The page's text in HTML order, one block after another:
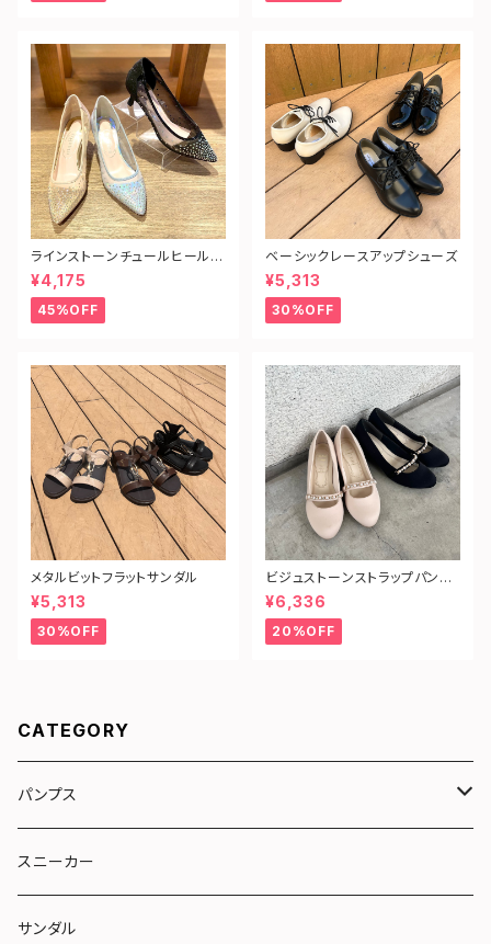
ラインストーンチュールヒールパ
ンプス
¥4,175
45%OFF
ベーシックレースアップシューズ
¥5,313
30%OFF
メタルビットフラットサンダル
¥5,313
30%OFF
ビジュストーンストラップパンプ
ス
¥6,336
20%OFF
CATEGORY
パンプス
リボン
トラッド
スニーカー
サンダル